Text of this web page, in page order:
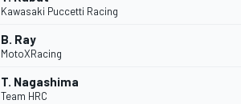
Kawasaki Puccetti Racing
B. Ray
MotoXRacing
T. Nagashima
Team HRC